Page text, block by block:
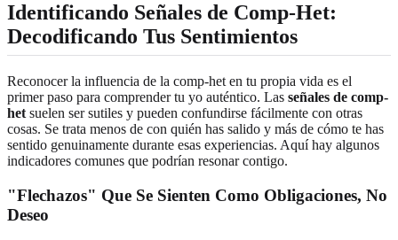
Identificando Señales de Comp-Het:
Decodificando Tus Sentimientos
Reconocer la influencia de la comp-het en tu propia vida es el
primer paso para comprender tu yo auténtico. Las señales de comp-
het suelen ser sutiles y pueden confundirse fácilmente con otras
cosas. Se trata menos de con quién has salido y más de cómo te has
sentido genuinamente durante esas experiencias. Aquí hay algunos
indicadores comunes que podrían resonar contigo.
"Flechazos" Que Se Sienten Como Obligaciones, No
Deseo